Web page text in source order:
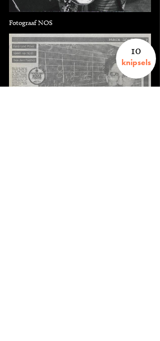
Fotograaf NOS
10
knipsels